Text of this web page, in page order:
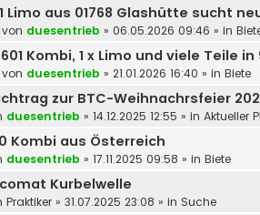
Limo aus 01768 Glashütte sucht
von duesentrieb » 06.05.2026 09:46 » in
601 Kombi, 1 x Limo und viele Teile
von duesentrieb » 21.01.2026 16:40 » in Biete
zur BTC-Weihnachrsfeier
duesentrieb » 14.12.2025 12:55 » in Aktueller
Kombi aus Österreich
duesentrieb » 17.11.2025 09:58 » in Biete
Kurbelwelle
Praktiker » 31.07.2025 23:08 » in Suche